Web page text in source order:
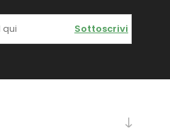
Sottoscrivi